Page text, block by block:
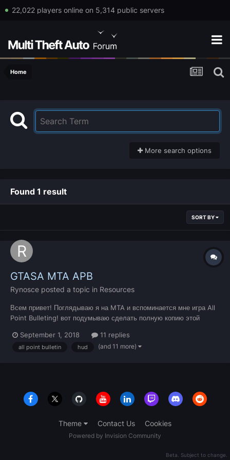
22,022 players online on 5,314 public servers
Home
More search options
Found 1 result
SORT BY
GTASA MTA APB
Rynosce posted a topic in Resources
Всем привет! Поглядываю я на MTA и вспоминается мне игра All
Point Bulleting! вот подумываю сделать полную копию этой
заняться со мной данным проектом ? к примеру интерфейс, HUD,
автомобили, города, вытянуть с Unrea...
September 1, 2018 11 replies
all point bulletin hud (and 11 more)
Beta. Subject to change.
Theme Contact Us Cookies
Powered by Invision Community